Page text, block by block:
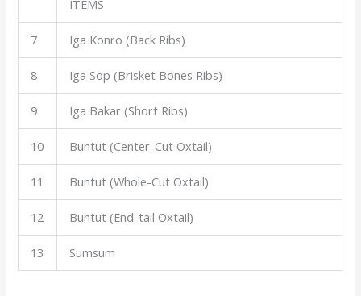
ITEMS
7 Iga Konro (Back Ribs)
8 Iga Sop (Brisket Bones Ribs)
9 Iga Bakar (Short Ribs)
10 Buntut (Center-Cut Oxtail)
11 Buntut (Whole-Cut Oxtail)
12 Buntut (End-tail Oxtail)
13 Sumsum